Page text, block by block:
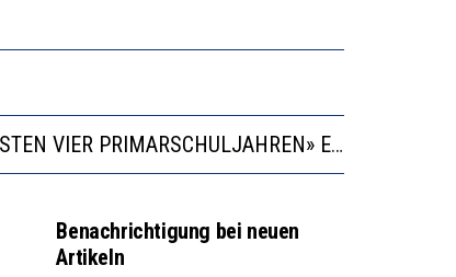
DAS INNOVATIONSPOTENZIAL
2’529 UNTERSCHRIFTEN FÜR «KEINE DIGITALEN GERÄTE IN DEN ERSTEN VIER PRIMARSCHULJAHREN» EINGEREICHT
BRINGEN
INNOVATIONSPOTENZIAL
Benachrichtigung bei neuen
Artikeln